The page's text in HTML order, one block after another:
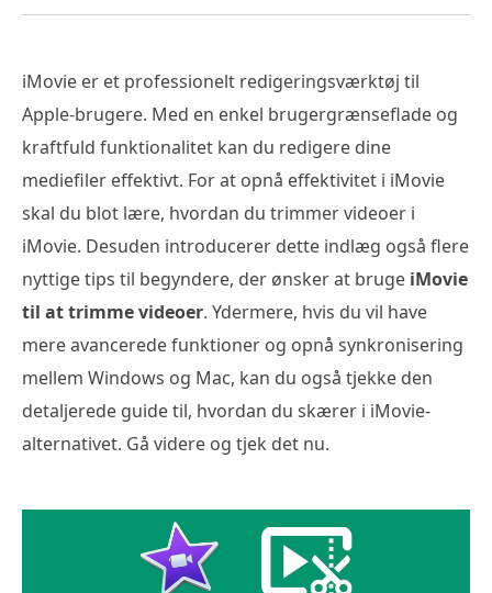
iMovie er et professionelt redigeringsværktøj til
Apple-brugere. Med en enkel brugergrænseflade og
kraftfuld funktionalitet kan du redigere dine
mediefiler effektivt. For at opnå effektivitet i iMovie
skal du blot lære, hvordan du trimmer videoer i
iMovie. Desuden introducerer dette indlæg også flere
nyttige tips til begyndere, der ønsker at bruge iMovie
til at trimme videoer. Ydermere, hvis du vil have
mere avancerede funktioner og opnå synkronisering
mellem Windows og Mac, kan du også tjekke den
detaljerede guide til, hvordan du skærer i iMovie-
alternativet. Gå videre og tjek det nu.